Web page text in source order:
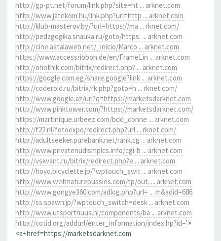
http://gp-pt.net/forum/link.php?site=ht ... arknet.com
http://www.jatekom.hu/link.php?url=http ... arknet.com
http://klub-masterov.by/?url=https://ma ... rknet.com/
http://pedagogika.snauka.ru/goto/https: ... arknet.com
http://cine.astalaweb.net/_inicio/Marco ... arknet.com
https://www.accessribbon.de/en/FrameLin ... arknet.com
http://ohotnik.com/bitrix/redirect.php? ... arknet.com
https://google.com.eg/share.google?link ... arknet.com
http://coderoid.ru/bitrix/rk.php?goto=h ... rknet.com/
http://www.google.az/url?q=https://marketsdarknet.com
http://www.pinktower.com/?https://marketsdarknet.com/
https://martinique.urbeez.com/bdd_conne ... arknet.com
http://f22.nl/fotoexpo/redirect.php?url ... rknet.com/
http://adultseeker.purebank.net/rank.cg ... arknet.com
http://www.privatenudismpics.info/cgi-b ... arknet.com
http://vskvant.ru/bitrix/redirect.php?e ... arknet.com
http://hoyo.bicyclette.jp/?wptouch_swit ... arknet.com
http://www.wetmaturepussies.com/tp/out. ... arknet.com
http://www.gongye360.com/adlog.php?url= ... m&adid=686
http://ss.spawn.jp/?wptouch_switch=desk ... arknet.com
http://www.utsporthuus.nl/components/ba ... arknet.com
http://cotid.org/addurl/enter_information/index.hp?id='>
<a+href=https://marketsdarknet.com